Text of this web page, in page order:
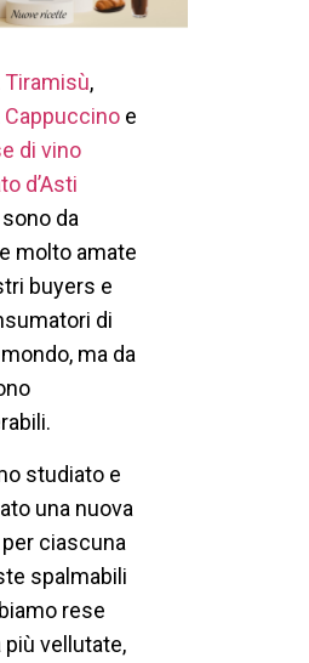
Tiramisù,
Cappuccino e
di vino
d’Asti
sono da
molto amate
buyers e
di
ma da
studiato e
una nuova
ciascuna
spalmabili
rese
più vellutate,